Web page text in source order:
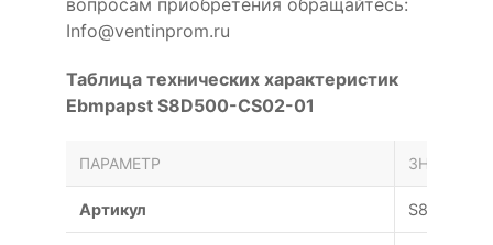
вопросам приобретения обращайтесь:
Info@ventinprom.ru
Таблица технических характеристик
Ebmpapst S8D500-CS02-01
ПАРАМЕТР ЗНАЧЕНИЕ
Артикул S8D500-